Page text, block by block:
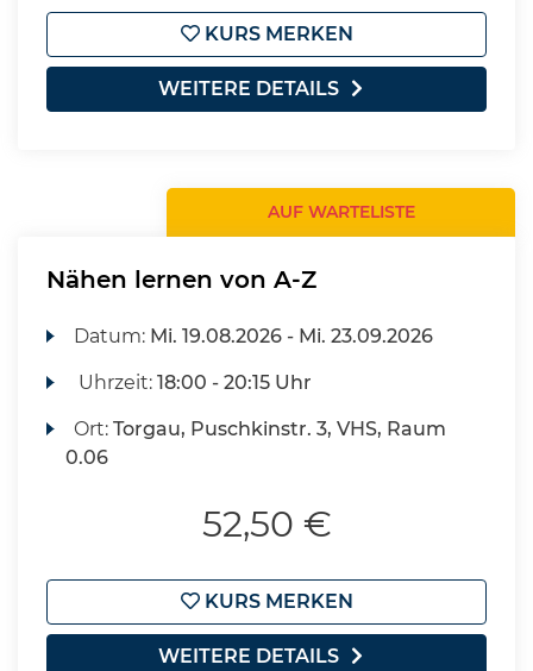
KURS MERKEN
WEITERE DETAILS
AUF WARTELISTE
Nähen lernen von A-Z
Datum: Mi. 19.08.2026 - Mi. 23.09.2026
Uhrzeit:18:00 - 20:15 Uhr
Ort:Torgau, Puschkinstr. 3, VHS, Raum
0.06
52,50 €
KURS MERKEN
WEITERE DETAILS